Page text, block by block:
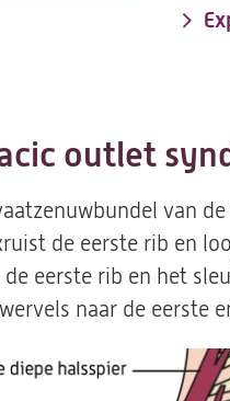
outlet
van
de eerste rib en
eerste rib en het
naar de eerste